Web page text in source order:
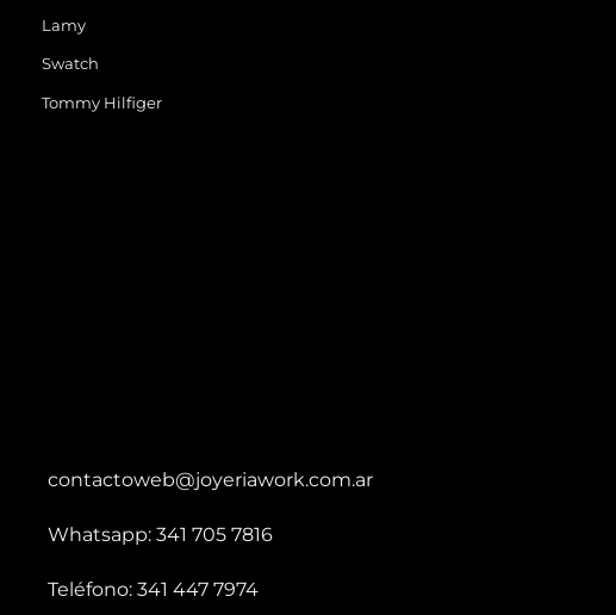
Lamy
Swatch
Tommy Hilfiger
contactoweb@joyeriawork.com.ar
Whatsapp: 341 705 7816
Teléfono: 341 447 7974